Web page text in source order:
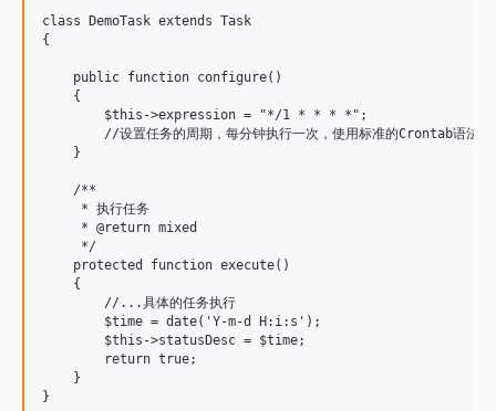
class DemoTask extends Task
{
    public function configure()
    {
        $this->expression = "*/1 * * * *";
//设置任务的周期，每分钟执行一次，使用标准的Crontab语法,
    }
    /**
     * 执行任务
     * @return mixed
     */
    protected function execute()
    {
        //...具体的任务执行
        $time = date('Y-m-d H:i:s');
        $this->statusDesc = $time;
        return true;
    }
}